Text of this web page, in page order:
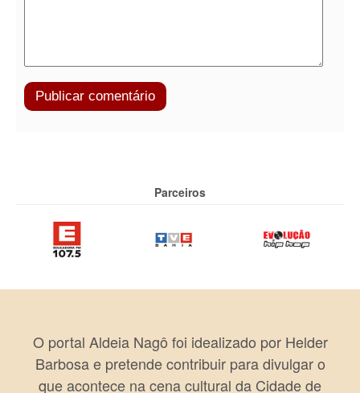
Parceiros
O portal Aldeia Nagô foi idealizado por Helder
Barbosa e pretende contribuir para divulgar o
que acontece na cena cultural da Cidade de